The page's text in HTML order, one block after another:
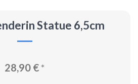
Statue 6,5cm
28,90 €*